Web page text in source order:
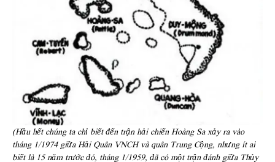
(Hầu hết chúng ta chỉ biết đến trận hải chiến Hoàng Sa xảy ra vào
tháng 1/1974 giữa Hải Quân VNCH và quân Trung Cộng, nhưng ít ai
biết là 15 năm trước đó, tháng 1/1959, đã có một trận đánh giữa Thủy